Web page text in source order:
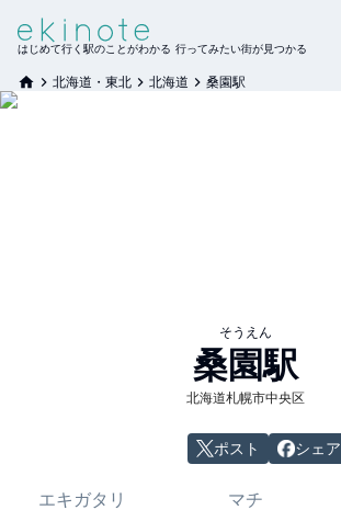
はじめて行く駅のことがわかる 行ってみたい街が見つかる
北海道・東北 北海道 桑園駅
そうえん
桑園駅
北海道札幌市中央区
ポスト シェア
エキガタリ マチ